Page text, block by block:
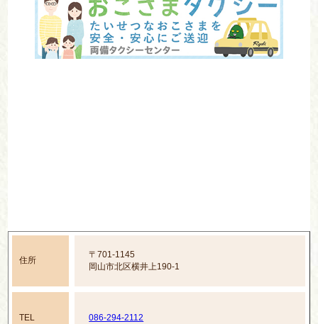
住所
〒701-1145
岡山市北区横井上190-1
TEL 086-294-2112